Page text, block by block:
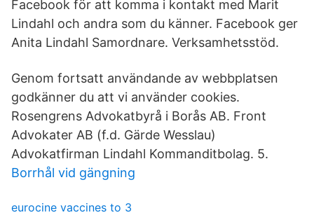
Facebook för att komma i kontakt med Marit
Lindahl och andra som du känner. Facebook ger
Anita Lindahl Samordnare. Verksamhetsstöd.
Genom fortsatt användande av webbplatsen
godkänner du att vi använder cookies.
Rosengrens Advokatbyrå i Borås AB. Front
Advokater AB (f.d. Gärde Wesslau)
Advokatfirman Lindahl Kommanditbolag. 5.
Borrhål vid gängning
eurocine vaccines to 3